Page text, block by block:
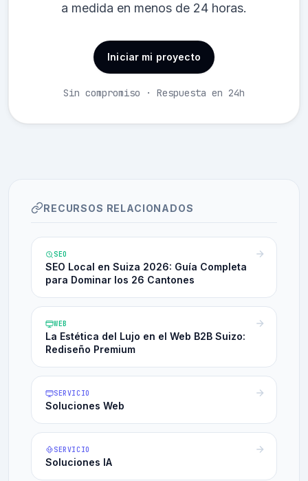
a medida en menos de 24 horas.
Iniciar mi proyecto
Sin compromiso · Respuesta en 24h
RECURSOS RELACIONADOS
SEO
SEO Local en Suiza 2026: Guía Completa
para Dominar los 26 Cantones
WEB
La Estética del Lujo en el Web B2B Suizo:
Rediseño Premium
SERVICIO
Soluciones Web
SERVICIO
Soluciones IA